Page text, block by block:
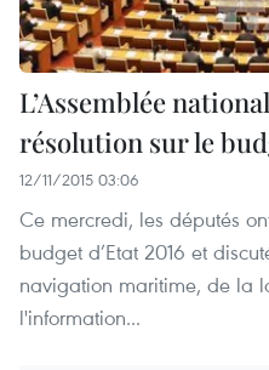
L’Assemblée
résolution sur le
12/11/2015 03:06
Ce mercredi, les députés
budget d’Etat 2016 et
navigation maritime, de la
l'information...